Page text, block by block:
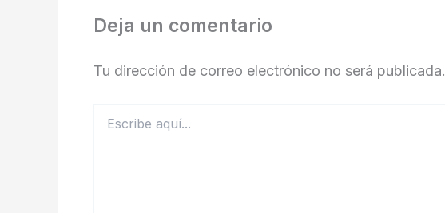
Deja un comentario
Tu dirección de correo electrónico no será publicada.
aquí...